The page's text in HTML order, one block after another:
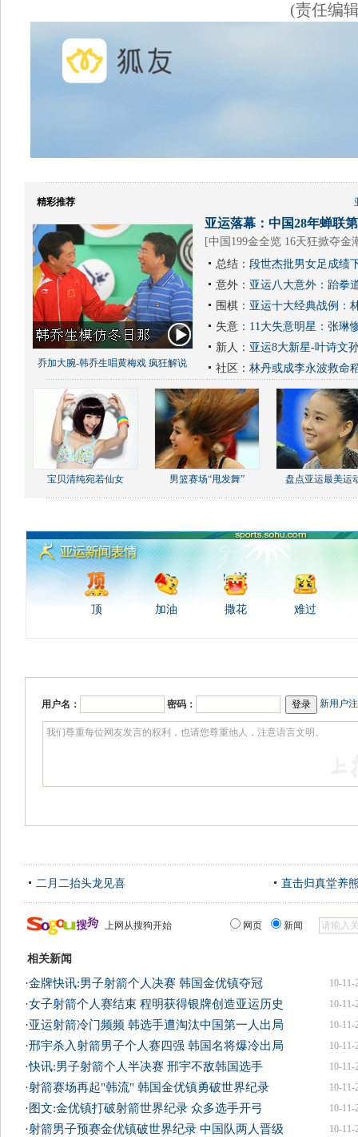
(责任编
精彩推荐
乔加大腕-韩乔生唱黄梅戏 疯狂解说
亚运落幕：中国28年蝉联
[中国199金全览 16天狂掀夺金
总结： 段世杰批男女足成绩
意外： 亚运八大意外：跆拳
围棋： 亚运十大经典战例：
失意： 11大失意明星：张琳
新人： 亚运8大新星-叶诗文
社区： 林丹或成李永波救命
宝贝清纯宛若仙女 男篮赛场“甩发舞” 盘点亚运最美运
顶 加油 撒花 难过
用户名： 密码： 新用户
二月二抬头龙见喜 直击归真堂养
上网从搜狗开始 网页 新闻
相关新闻
10-11-
·金牌快讯:男子射箭个人决赛 韩国金优镇夺冠
10-11-
·女子射箭个人赛结束 程明获得银牌创造亚运历史
10-11-
·亚运射箭冷门频频 韩选手遭淘汰中国第一人出局
10-11-
·邢宇杀入射箭男子个人赛四强 韩国名将爆冷出局
10-11-
·快讯:男子射箭个人半决赛 邢宇不敌韩国选手
10-11-
·射箭赛场再起"韩流" 韩国金优镇勇破世界纪录
10-11-
· 图文:金优镇打破射箭世界纪录 众多选手开弓
10-11-
·射箭男子预赛金优镇破世界纪录 中国队两人晋级